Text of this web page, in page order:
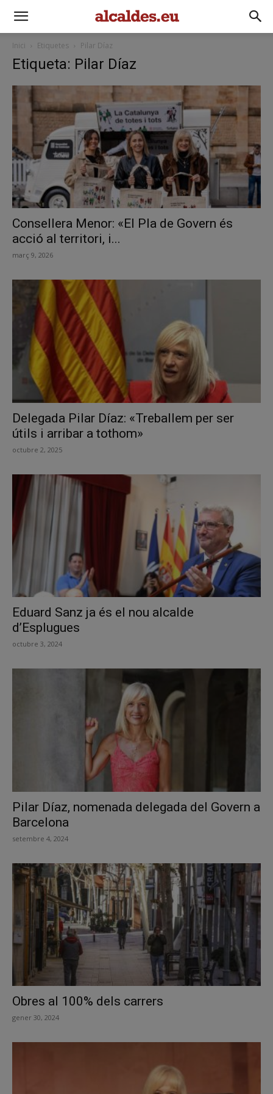
Inici Etiquetes Pilar Díaz
Etiqueta: Pilar Díaz
Consellera Menor: «El Pla de Govern és
acció al territori, i...
març 9, 2026
Delegada Pilar Díaz: «Treballem per ser
útils i arribar a tothom»
octubre 2, 2025
Eduard Sanz ja és el nou alcalde
d’Esplugues
octubre 3, 2024
Pilar Díaz, nomenada delegada del Govern a
Barcelona
setembre 4, 2024
Obres al 100% dels carrers
gener 30, 2024